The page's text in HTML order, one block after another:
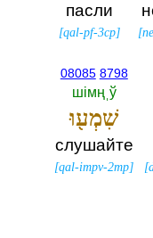
[
пасли
[qal-pf-3cp]
[
08085 8798
шiмңˌў
שִׁמְע֖וּ
слушайте
[qal-impv-2mp]